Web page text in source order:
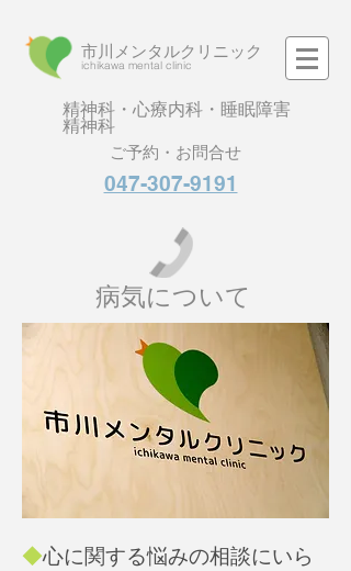
市川メンタルクリニック
​ichikawa mental clinic
精神科・心療内科・睡眠障害
精神科
ご予約・お問合せ
047-307-9191
病気について
◆心に関する悩みの相談にいら